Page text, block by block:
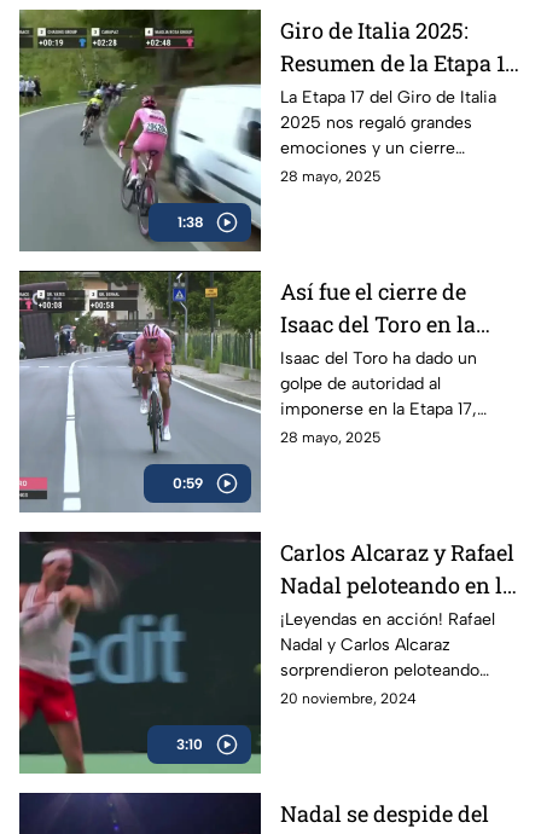
1:38
Giro de Italia 2025:
Resumen de la Etapa 17
y el triunfo de Isaac del
Toro
La Etapa 17 del Giro de Italia
2025 nos regaló grandes
emociones y un cierre
espectacular, en donde el líder
28 mayo, 2025
0:59
Así fue el cierre de
Isaac del Toro en la
Etapa 17 del Giro de
Italia
Isaac del Toro ha dado un
golpe de autoridad al
imponerse en la Etapa 17,
consolidándose como líder de
28 mayo, 2025
3:10
Carlos Alcaraz y Rafael
Nadal peloteando en la
Copa Davis
¡Leyendas en acción! Rafael
Nadal y Carlos Alcaraz
sorprendieron peloteando
juntos en la Copa Davis
20 noviembre, 2024
Nadal se despide del